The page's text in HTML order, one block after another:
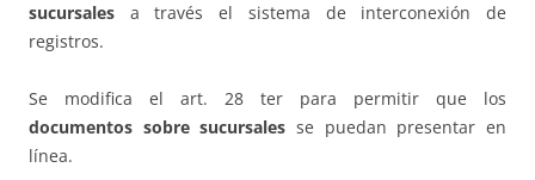
sucursales a través el sistema de interconexión de
registros.
Se modifica el art. 28 ter para permitir que los
documentos sobre sucursales se puedan presentar en
línea.